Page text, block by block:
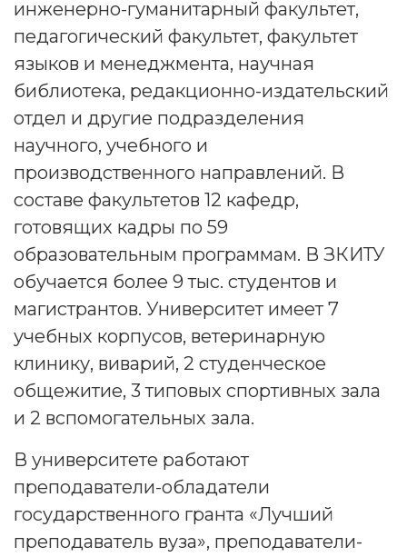
инженерно-гуманитарный факультет,
педагогический факультет, факультет
языков и менеджмента, научная
библиотека, редакционно-издательский
отдел и другие подразделения
научного, учебного и
производственного направлений. В
составе факультетов 12 кафедр,
готовящих кадры по 59
образовательным программам. В ЗКИТУ
обучается более 9 тыс. студентов и
магистрантов. Университет имеет 7
учебных корпусов, ветеринарную
клинику, виварий, 2 студенческое
общежитие, 3 типовых спортивных зала
и 2 вспомогательных зала.
В университете работают
преподаватели-обладатели
государственного гранта «Лучший
преподаватель вуза», преподаватели-